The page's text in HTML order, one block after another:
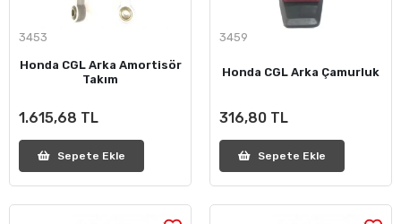
3453
Honda CGL Arka Amortisör
Takım
1.615,68 TL
Sepete Ekle
3459
Honda CGL Arka Çamurluk
316,80 TL
Sepete Ekle